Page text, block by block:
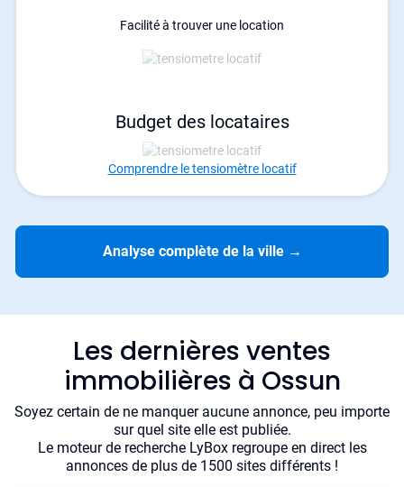
Facilité à trouver une location
Budget des locataires
Comprendre le tensiomètre locatif
Analyse complète de la ville →
Les dernières ventes
immobilières à Ossun
Soyez certain de ne manquer aucune annonce, peu importe
sur quel site elle est publiée.
Le moteur de recherche LyBox regroupe en direct les
annonces de plus de 1500 sites différents !